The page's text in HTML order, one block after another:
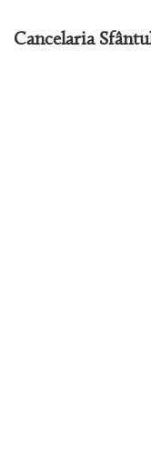
Cancelaria